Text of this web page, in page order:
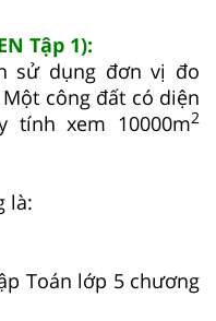
Tập 1):
sử dụng đơn vị đo
công đất có diện
tính xem 10000m2
là:
Toán lớp 5 chương